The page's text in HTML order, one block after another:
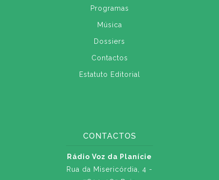
Programas
Música
Dossiers
Contactos
Estatuto Editorial
CONTACTOS
Rádio Voz da Planície
Rua da Misericórdia, 4 -